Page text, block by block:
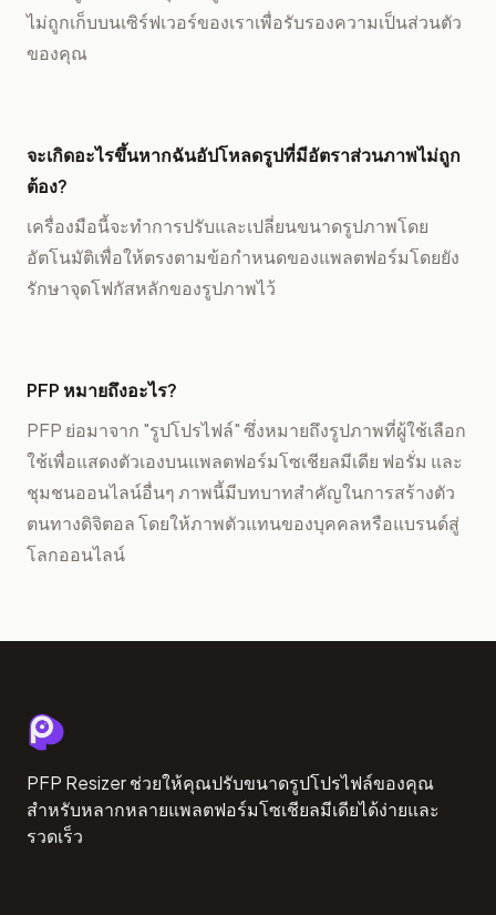
ไม่ถูกเก็บบนเซิร์ฟเวอร์ของเราเพื่อรับรองความเป็นส่วนตัว
ของคุณ
จะเกิดอะไรขึ้นหากฉันอัปโหลดรูปที่มีอัตราส่วนภาพไม่ถูก
ต้อง?
เครื่องมือนี้จะทำการปรับและเปลี่ยนขนาดรูปภาพโดย
อัตโนมัติเพื่อให้ตรงตามข้อกำหนดของแพลตฟอร์มโดยยัง
รักษาจุดโฟกัสหลักของรูปภาพไว้
PFP หมายถึงอะไร?
PFP ย่อมาจาก "รูปโปรไฟล์" ซึ่งหมายถึงรูปภาพที่ผู้ใช้เลือก
ใช้เพื่อแสดงตัวเองบนแพลตฟอร์มโซเชียลมีเดีย ฟอรั่ม และ
ชุมชนออนไลน์อื่นๆ ภาพนี้มีบทบาทสำคัญในการสร้างตัว
ตนทางดิจิตอล โดยให้ภาพตัวแทนของบุคคลหรือแบรนด์สู่
โลกออนไลน์
PFP Resizer ช่วยให้คุณปรับขนาดรูปโปรไฟล์ของคุณ
สำหรับหลากหลายแพลตฟอร์มโซเชียลมีเดียได้ง่ายและ
รวดเร็ว